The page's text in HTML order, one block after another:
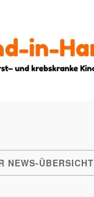
NEWS-ÜBERSICHT